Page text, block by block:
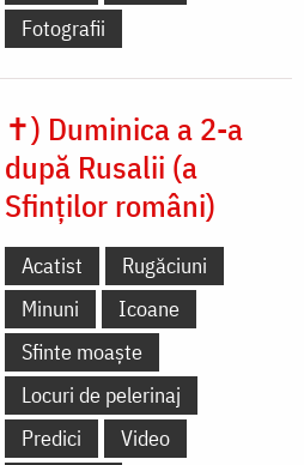
Fotografii
✝) Duminica a 2-a
după Rusalii (a
Sfinților români)
Acatist
Rugăciuni
Minuni
Icoane
Sfinte moaște
Locuri de pelerinaj
Predici
Video